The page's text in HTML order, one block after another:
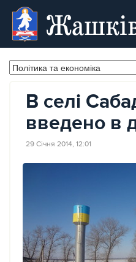
В селі
введено в
29 Січня 2014, 12:01